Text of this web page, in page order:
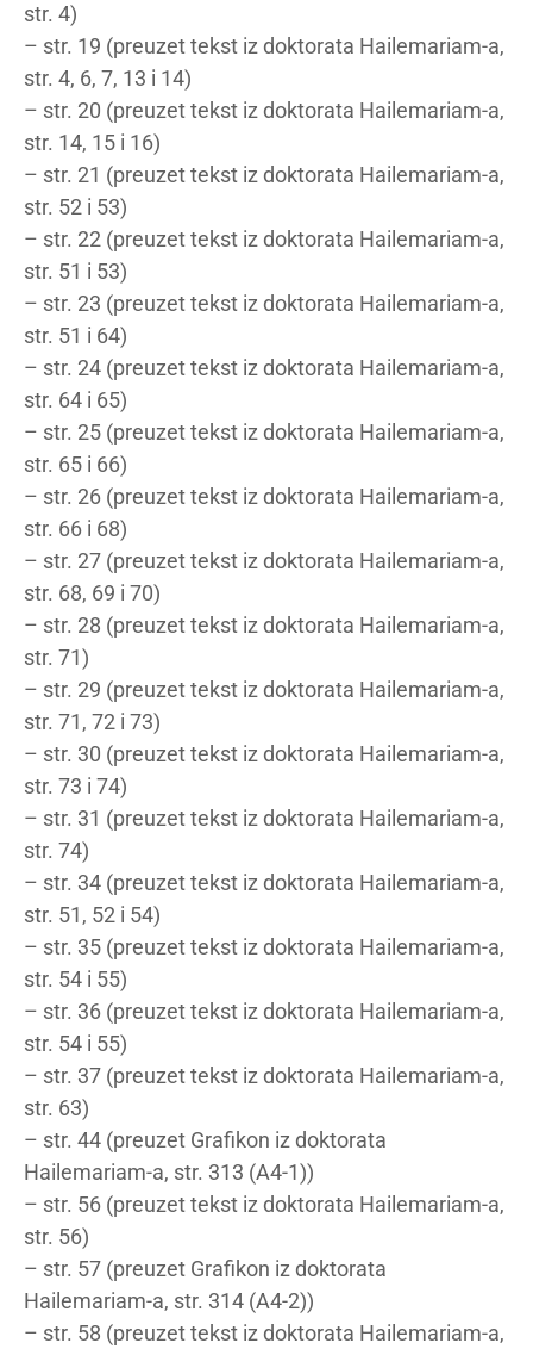
str. 4)
– str. 19 (preuzet tekst iz doktorata Hailemariam-a,
str. 4, 6, 7, 13 i 14)
– str. 20 (preuzet tekst iz doktorata Hailemariam-a,
str. 14, 15 i 16)
– str. 21 (preuzet tekst iz doktorata Hailemariam-a,
str. 52 i 53)
– str. 22 (preuzet tekst iz doktorata Hailemariam-a,
str. 51 i 53)
– str. 23 (preuzet tekst iz doktorata Hailemariam-a,
str. 51 i 64)
– str. 24 (preuzet tekst iz doktorata Hailemariam-a,
str. 64 i 65)
– str. 25 (preuzet tekst iz doktorata Hailemariam-a,
str. 65 i 66)
– str. 26 (preuzet tekst iz doktorata Hailemariam-a,
str. 66 i 68)
– str. 27 (preuzet tekst iz doktorata Hailemariam-a,
str. 68, 69 i 70)
– str. 28 (preuzet tekst iz doktorata Hailemariam-a,
str. 71)
– str. 29 (preuzet tekst iz doktorata Hailemariam-a,
str. 71, 72 i 73)
– str. 30 (preuzet tekst iz doktorata Hailemariam-a,
str. 73 i 74)
– str. 31 (preuzet tekst iz doktorata Hailemariam-a,
str. 74)
– str. 34 (preuzet tekst iz doktorata Hailemariam-a,
str. 51, 52 i 54)
– str. 35 (preuzet tekst iz doktorata Hailemariam-a,
str. 54 i 55)
– str. 36 (preuzet tekst iz doktorata Hailemariam-a,
str. 54 i 55)
– str. 37 (preuzet tekst iz doktorata Hailemariam-a,
str. 63)
– str. 44 (preuzet Grafikon iz doktorata
Hailemariam-a, str. 313 (A4-1))
– str. 56 (preuzet tekst iz doktorata Hailemariam-a,
str. 56)
– str. 57 (preuzet Grafikon iz doktorata
Hailemariam-a, str. 314 (A4-2))
– str. 58 (preuzet tekst iz doktorata Hailemariam-a,